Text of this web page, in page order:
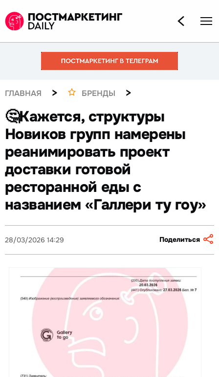
ГЛАВНАЯ > БРЕНДЫ >
🤔Кажется, структуры
Новиков групп намерены
реанимировать проект
доставки готовой
ресторанной еды с
названием «Галлери ту гоу»
28/03/2026 14:29 Поделиться